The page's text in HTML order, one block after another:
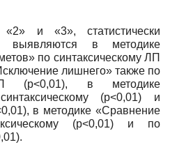
и «3», статистически
выявляются в методике
по синтаксическому ЛП
лишнего» также по
(р<0,01), в методике
(р<0,01) и
в методике «Сравнение
(р<0,01) и по